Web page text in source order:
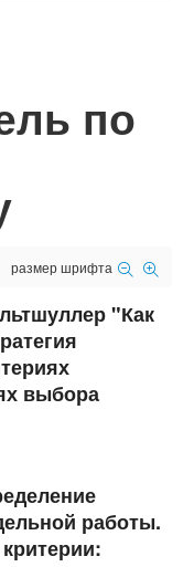
по
размер шрифта
"Как
выбора
работы.